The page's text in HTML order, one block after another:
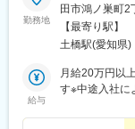
勤務地
田市鴻ノ巣町2
★基本的に転
ため、将来的
【最寄り駅】
土橋駅(愛知県)
給与
月給20万円以
す※中途入社に
く、能力次第